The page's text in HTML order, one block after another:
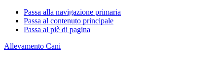
Passa alla navigazione primaria
Passa al contenuto principale
Passa al piè di pagina
Allevamento Cani